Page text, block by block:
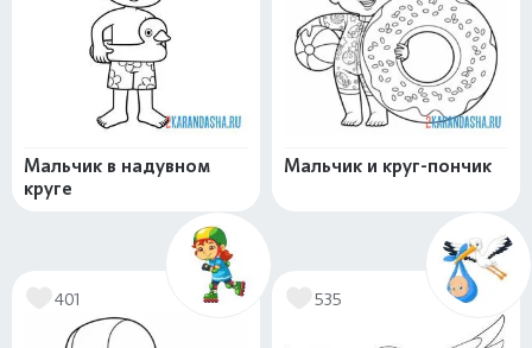
Мальчик в надувном
круге
Мальчик и круг-пончик
401 535